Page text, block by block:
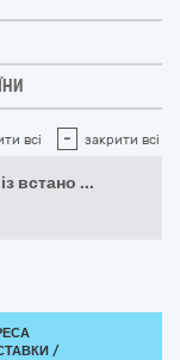
всі - закрити всі
встано ...
/